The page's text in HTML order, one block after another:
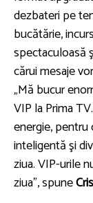
dezbateri pe
bucătărie,
spectaculoasă
cărui mesaje
„Mă bucur
VIP la Prima
energie,
inteligentă şi
ziua. VIP-urile
ziua”, spune